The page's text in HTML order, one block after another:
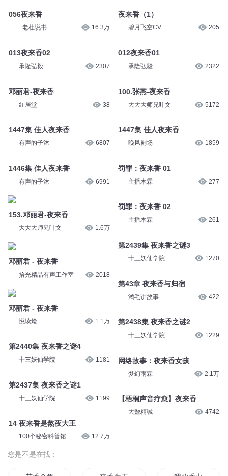
056夜来香
_老杜说书_ 16.3万
013夜来香02
承隆弘毅 2307
邓丽君-夜来香
红居堂 38
1447集 佳人夜来香
有声的子沐 6807
1446集 佳人夜来香
有声的子沐 6991
153.邓丽君-夜来香
大大大师兄叶文 1.6万
邓丽君 - 夜来香
拾光精品有声工作室 2018
邓丽君 - 夜来香
悦读烩 1.1万
第2440集 夜来香之谜4
十三妖仙学院 1181
第2437集 夜来香之谜1
十三妖仙学院 1199
14 夜来香是熬夜大王
100个秘密科普馆 12.7万
夜来香（1）
碧月飞空CV 205
012夜来香01
承隆弘毅 2322
100.张燕-夜来香
大大大师兄叶文 5172
1447集 佳人夜来香
晚风剧场 1859
罚罪：夜来香 01
主播木霖 277
罚罪：夜来香 02
主播木霖 261
第2439集 夜来香之谜3
十三妖仙学院 1270
第43章 夜来香与归宿
鸿毛讲故事 422
第2438集 夜来香之谜2
十三妖仙学院 1229
网络故事：夜来香女孩
梦幻雨霖 2.1万
【梧桐声音疗愈】夜来香
大毉精誠 4742
您是不是在找：